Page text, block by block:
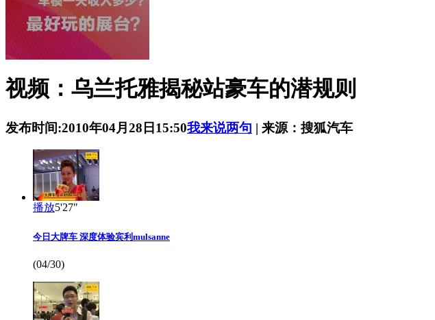
视频：乌兰托雅揭秘站豪车的潜规则
发布时间:2010年04月28日15:50我来说两句 | 来源：搜狐汽车
播放5'27"
今日大牌车 深度体验宾利mulsanne
(04/30)